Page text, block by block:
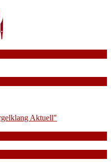
Aktuell"